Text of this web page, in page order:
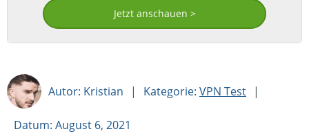
Jetzt anschauen >
Autor: Kristian | Kategorie: VPN Test |
Datum: August 6, 2021